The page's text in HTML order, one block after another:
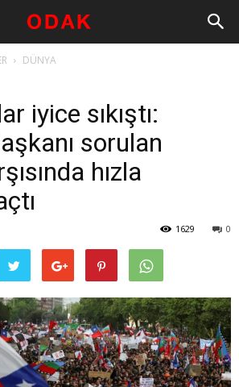
DÜNYA
iyice sıkıştı:
sorulan
hızla
0
1629